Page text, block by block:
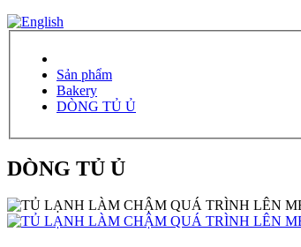
Sản phẩm
Bakery
DÒNG TỦ Ủ
DÒNG TỦ Ủ